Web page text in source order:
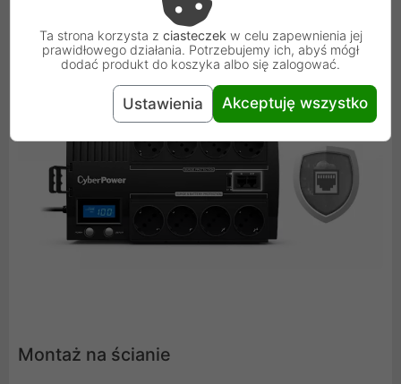
podłączonych urządzeń przed przepięciami i skokami
spowodowanymi przez wyładowania atmosferycznymi,
unikając potencjalnego uszkodzenia systemu.
Montaż na ścianie
Ta strona korzysta z ciasteczek w celu zapewnienia jej
prawidłowego działania. Potrzebujemy ich, abyś mógł
dodać produkt do koszyka albo się zalogować.
Ustawienia Akceptuję wszystko